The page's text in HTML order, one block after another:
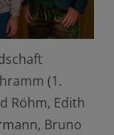
(1.
Röhm, Edith
Bruno